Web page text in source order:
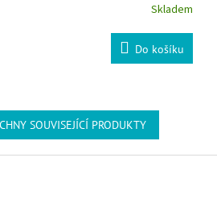
Skladem
Do košíku
SOUVISEJÍCÍ PRODUKTY